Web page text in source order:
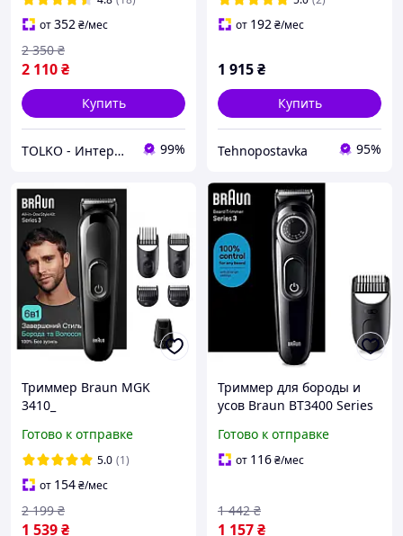
от352₴/мес
2 110₴
2 350 ₴
Купить
TOLKO - Интернет-Магазин 99%
от 192₴/мес
1 915₴
Купить
Tehnopostavka 95%
Триммер Braun MGK
3410_
Готово к отправке
5.0 (1)
от 154₴/мес
1 539₴
2 199 ₴
Триммер для бороды и
усов Braun BT3400 Series
настроек длины 0.5 10 мм
Готово к отправке
от 116₴/мес
1 157₴
1 442 ₴